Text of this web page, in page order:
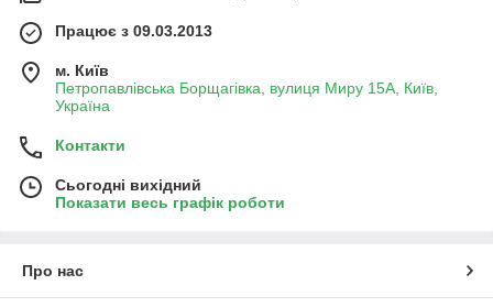
Працює з 09.03.2013
м. Київ
Петропавлівська Борщагівка, вулиця Миру 15А, Київ,
Україна
Контакти
Сьогодні вихідний
Показати весь графік роботи
Про нас